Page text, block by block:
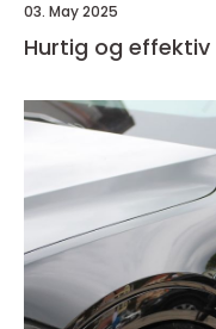
03. May 2025
Hurtig og effektiv